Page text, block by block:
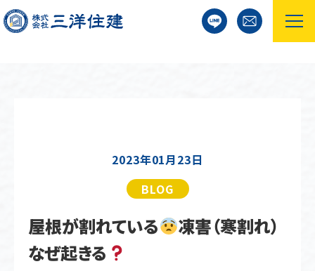
2023年01月23日
BLOG
屋根が割れている
凍害（寒割れ）
なぜ起きる